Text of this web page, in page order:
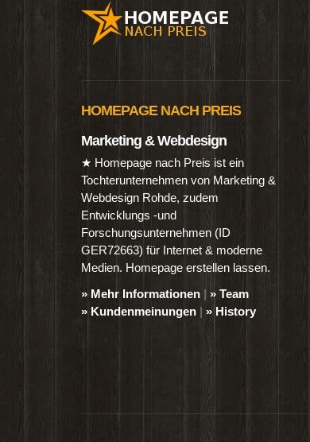
Produkten wie Ebooks & DVDs.…
HOMEPAGE NACH PREIS
Marketing & Webdesign
★ Homepage nach Preis ist ein
Tochterunternehmen von Marketing &
Webdesign Rohde, zudem
Entwicklungs -und
Forschungsunternehmen (ID
GER72663) für Internet & moderne
Medien. Homepage erstellen lassen.
» Mehr Informationen | » Team
» Kundenmeinungen | » History